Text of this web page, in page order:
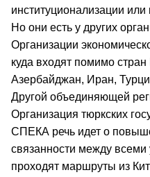
институционализации
Но они есть у других
Организации
куда входят помимо
Азербайджан, Иран,
Другой объединяющей
Организация тюркских
СПЕКА речь идет о
связанности между всеми
проходят маршруты из